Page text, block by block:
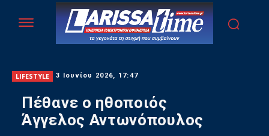
LIFESTYLE 3 Ιουνίου 2026, 17:47
Πέθανε ο ηθοποιός
Άγγελος Αντωνόπουλος